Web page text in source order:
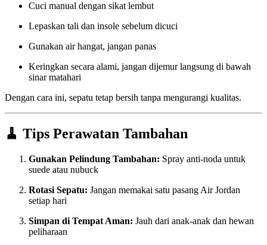
Cuci manual dengan sikat lembut
Lepaskan tali dan insole sebelum dicuci
Gunakan air hangat, jangan panas
Keringkan secara alami, jangan dijemur langsung di bawah
sinar matahari
Dengan cara ini, sepatu tetap bersih tanpa mengurangi kualitas.
🧹 Tips Perawatan Tambahan
Gunakan Pelindung Tambahan: Spray anti-noda untuk
suede atau nubuck
Rotasi Sepatu: Jangan memakai satu pasang Air Jordan
setiap hari
Simpan di Tempat Aman: Jauh dari anak-anak dan hewan
peliharaan